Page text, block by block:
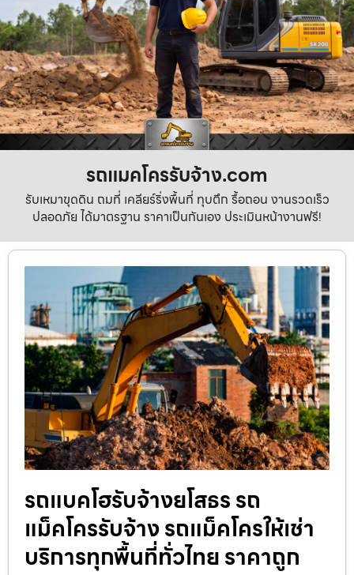
รถแมคโครรับจ้าง.com
รับเหมาขุดดิน ถมที่ เคลียร์ริ่งพื้นที่ ทุบตึก รื้อถอน งานรวดเร็ว
ปลอดภัย ได้มาตรฐาน ราคาเป็นกันเอง ประเมินหน้างานฟรี!
รถแบคโฮรับจ้างยโสธร รถ
แม็คโครรับจ้าง รถแม็คโครให้เช่า
บริการทุกพื้นที่ทั่วไทย ราคาถูก